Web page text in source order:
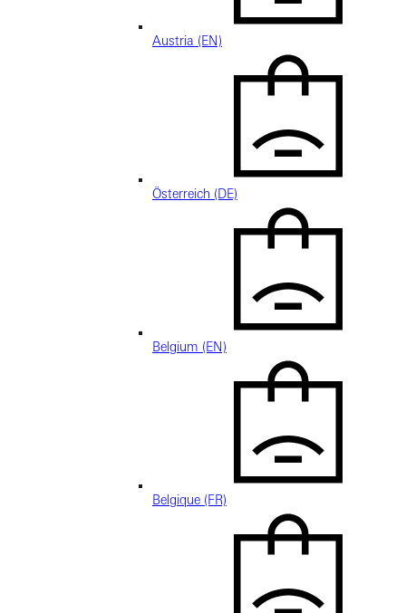
Austria (EN)
Österreich (DE)
Belgium (EN)
Belgique (FR)